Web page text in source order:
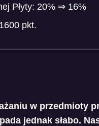
Płyty: 20% ⇒ 16%
pkt.
w przedmioty
jednak słabo.